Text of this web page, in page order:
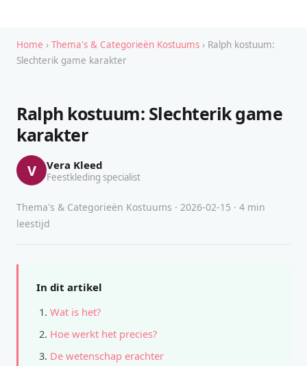
Home › Thema's & Categorieën Kostuums › Ralph kostuum:
Slechterik game karakter
Ralph kostuum: Slechterik game
karakter
V Vera Kleed
Feestkleding specialist
Thema's & Categorieën Kostuums · 2026-02-15 · 4 min
leestijd
In dit artikel
Wat is het?
Hoe werkt het precies?
De wetenschap erachter